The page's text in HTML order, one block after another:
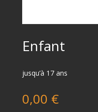
Enfant
jusqu’à 17 ans
0,00 €